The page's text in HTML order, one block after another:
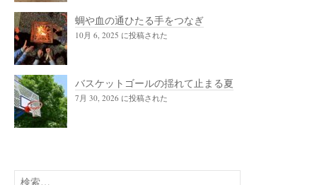
蜩や血の通ひたる手をつなぎ
10月 6, 2025 に投稿された
バスケットゴールの揺れて止まる夏
7月 30, 2026 に投稿された
検